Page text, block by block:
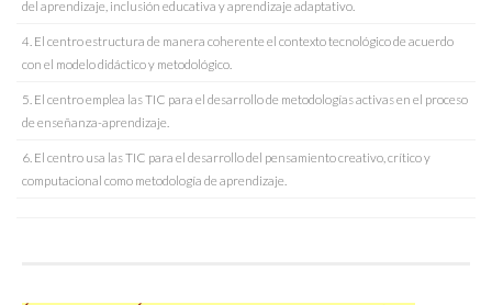
del aprendizaje, inclusión educativa y aprendizaje adaptativo.
4. El centro estructura de manera coherente el contexto tecnológico de acuerdo
con el modelo didáctico y metodológico.
5. El centro emplea las TIC para el desarrollo de metodologías activas en el proceso
de enseñanza-aprendizaje.
6. El centro usa las TIC para el desarrollo del pensamiento creativo, crítico y
computacional como metodología de aprendizaje.